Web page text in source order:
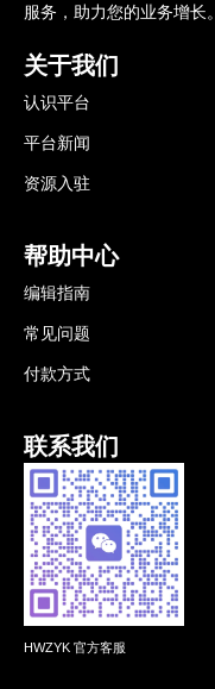
服务，助力您的业务增长。
关于我们
认识平台
平台新闻
资源入驻
帮助中心
编辑指南
常见问题
付款方式
联系我们
HWZYK 官方客服